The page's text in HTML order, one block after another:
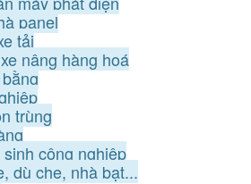
panel
tải
nâng hàng hoá
trùng
công nghiệp
dù che, nhà bạt...